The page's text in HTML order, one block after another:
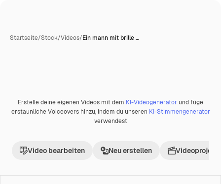
Startseite/Stock/Videos/Ein mann mit brille …
Premium
Erstelle deine eigenen Videos mit dem KI-Videogenerator und füge
erstaunliche Voiceovers hinzu, indem du unseren KI-Stimmengenerator
verwendest
Video bearbeiten Neu erstellen Videoprojekt